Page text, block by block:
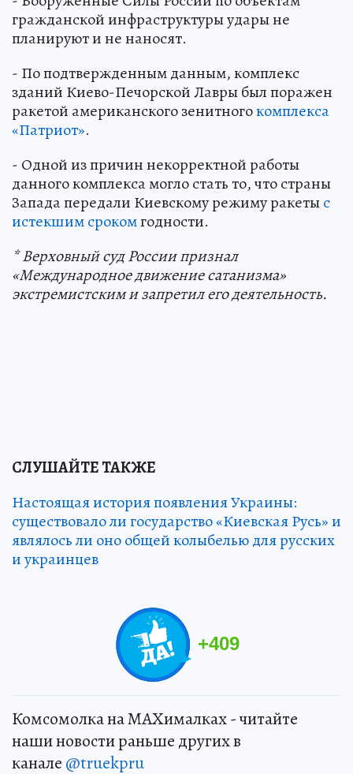
гражданской инфраструктуры удары не
планируют и не наносят.
- По подтвержденным данным, комплекс
зданий Киево-Печорской Лавры был поражен
ракетой американского зенитногокомплекса
«Патриот».
- Одной из причин некорректной работы
данного комплекса могло стать то, что страны
Запада передали Киевскому режиму ракеты с
истекшим срокомгодности.
* Верховный суд России признал
«Международное движение сатанизма»
экстремистским и запретил его деятельность.
СЛУШАЙТЕ ТАКЖЕ
Настоящая история появления Украины:
существовало ли государство «Киевская Русь» и
являлось ли оно общей колыбелью для русских
и украинцев
+409
Комсомолка на MAXималках - читайте
наши новости раньше других в
канале @truekpru